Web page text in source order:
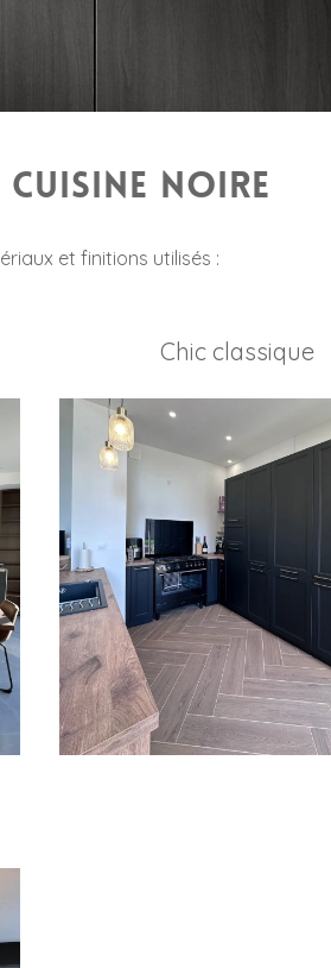
cuisine noire
et finitions utilisés :
Chic classique